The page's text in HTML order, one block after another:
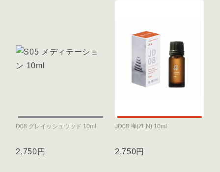
D08 グレイッシュウッド 10ml
2,750円
JD08 禅(ZEN) 10ml
2,750円